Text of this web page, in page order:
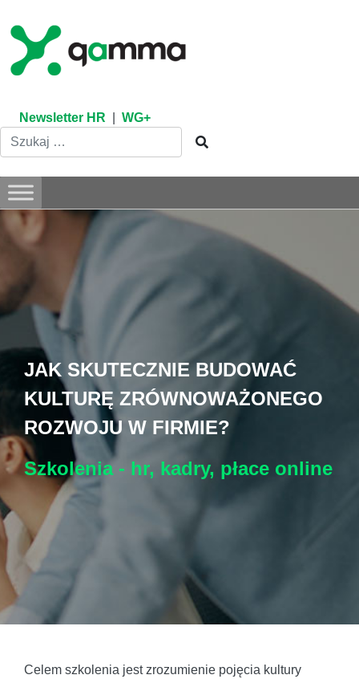
content
Newsletter HR WG+
JAK SKUTECZNIE BUDOWAĆ
KULTURĘ ZRÓWNOWAŻONEGO
ROZWOJU W FIRMIE?
Szkolenia - hr, kadry, płace online
Celem szkolenia jest zrozumienie pojęcia kultury